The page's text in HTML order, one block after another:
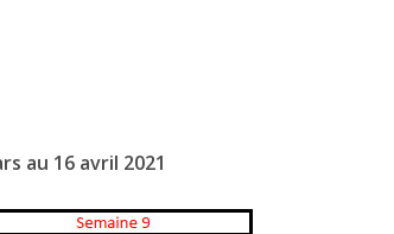
au 16 avril 2021